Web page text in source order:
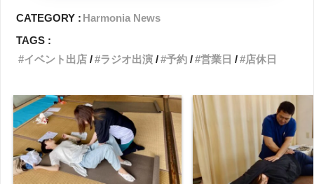
CATEGORY : Harmonia News
TAGS :
イベント出店
ラジオ出演 予約 営業日 店休日